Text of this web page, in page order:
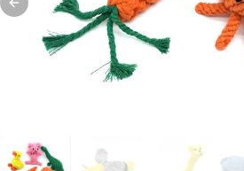
Previous slide